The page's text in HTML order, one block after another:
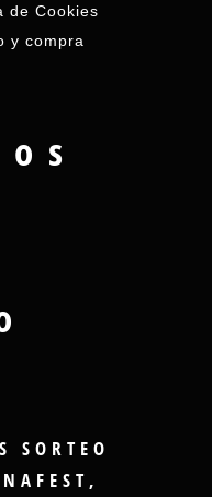
de Cookies
y compra
SORTEO